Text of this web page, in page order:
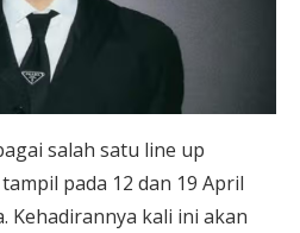
salah satu line up
pada 12 dan 19 April
Kehadirannya kali ini akan